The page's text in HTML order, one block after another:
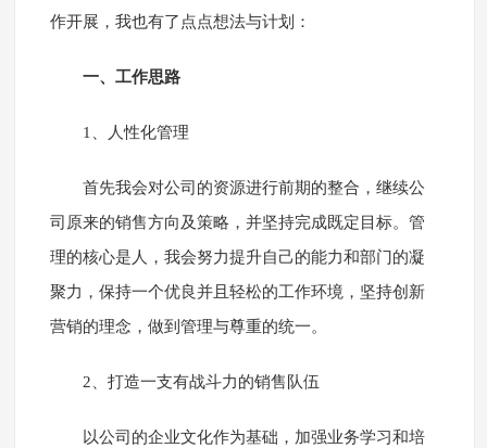
作开展，我也有了点点想法与计划：
一、工作思路
1、人性化管理
首先我会对公司的资源进行前期的整合，继续公
司原来的销售方向及策略，并坚持完成既定目标。管
理的核心是人，我会努力提升自己的能力和部门的凝
聚力，保持一个优良并且轻松的工作环境，坚持创新
营销的理念，做到管理与尊重的统一。
2、打造一支有战斗力的销售队伍
以公司的企业文化作为基础，加强业务学习和培